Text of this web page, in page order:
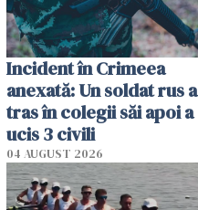
Incident în Crimeea
anexată: Un soldat rus a
tras în colegii săi apoi a
ucis 3 civili
04 AUGUST 2026